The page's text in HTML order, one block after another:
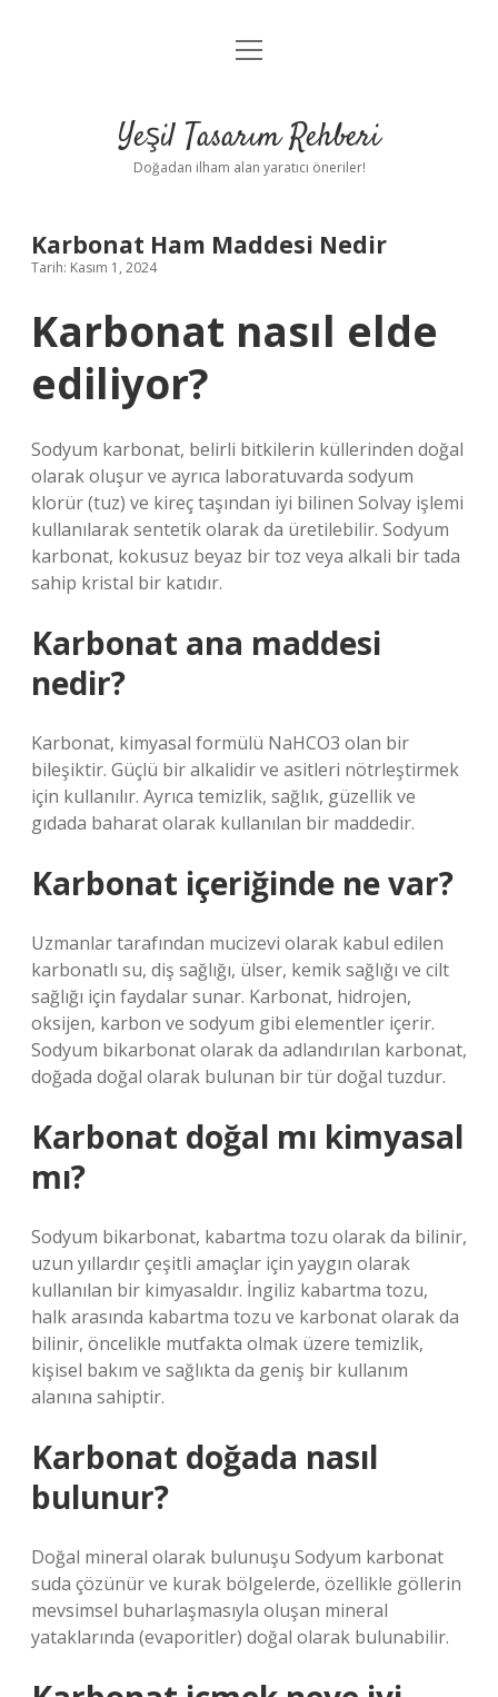
Anasayfa
Yasal Uyarı
menüyü
Yeşil Tasarım Rehberi
Doğadan ilham alan yaratıcı öneriler!
Karbonat Ham Maddesi Nedir
Tarih: Kasım 1, 2024
Karbonat nasıl elde
ediliyor?
Sodyum karbonat, belirli bitkilerin küllerinden doğal
olarak oluşur ve ayrıca laboratuvarda sodyum
klorür (tuz) ve kireç taşından iyi bilinen Solvay işlemi
kullanılarak sentetik olarak da üretilebilir. Sodyum
karbonat, kokusuz beyaz bir toz veya alkali bir tada
sahip kristal bir katıdır.
Karbonat ana maddesi
nedir?
Karbonat, kimyasal formülü NaHCO3 olan bir
bileşiktir. Güçlü bir alkalidir ve asitleri nötrleştirmek
için kullanılır. Ayrıca temizlik, sağlık, güzellik ve
gıdada baharat olarak kullanılan bir maddedir.
Karbonat içeriğinde ne var?
Uzmanlar tarafından mucizevi olarak kabul edilen
karbonatlı su, diş sağlığı, ülser, kemik sağlığı ve cilt
sağlığı için faydalar sunar. Karbonat, hidrojen,
oksijen, karbon ve sodyum gibi elementler içerir.
Sodyum bikarbonat olarak da adlandırılan karbonat,
doğada doğal olarak bulunan bir tür doğal tuzdur.
Karbonat doğal mı kimyasal
mı?
Sodyum bikarbonat, kabartma tozu olarak da bilinir,
uzun yıllardır çeşitli amaçlar için yaygın olarak
kullanılan bir kimyasaldır. İngiliz kabartma tozu,
halk arasında kabartma tozu ve karbonat olarak da
bilinir, öncelikle mutfakta olmak üzere temizlik,
kişisel bakım ve sağlıkta da geniş bir kullanım
alanına sahiptir.
Karbonat doğada nasıl
bulunur?
Doğal mineral olarak bulunuşu Sodyum karbonat
suda çözünür ve kurak bölgelerde, özellikle göllerin
mevsimsel buharlaşmasıyla oluşan mineral
yataklarında (evaporitler) doğal olarak bulunabilir.